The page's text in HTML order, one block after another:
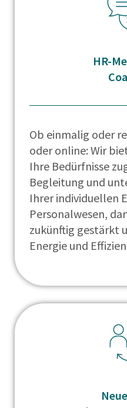
HR-
Ob einmalig oder
oder online: Wir
Ihre Bedürfnisse
Begleitung und
Ihrer individuellen
Personalwesen,
zukünftig gestärkt
Energie und